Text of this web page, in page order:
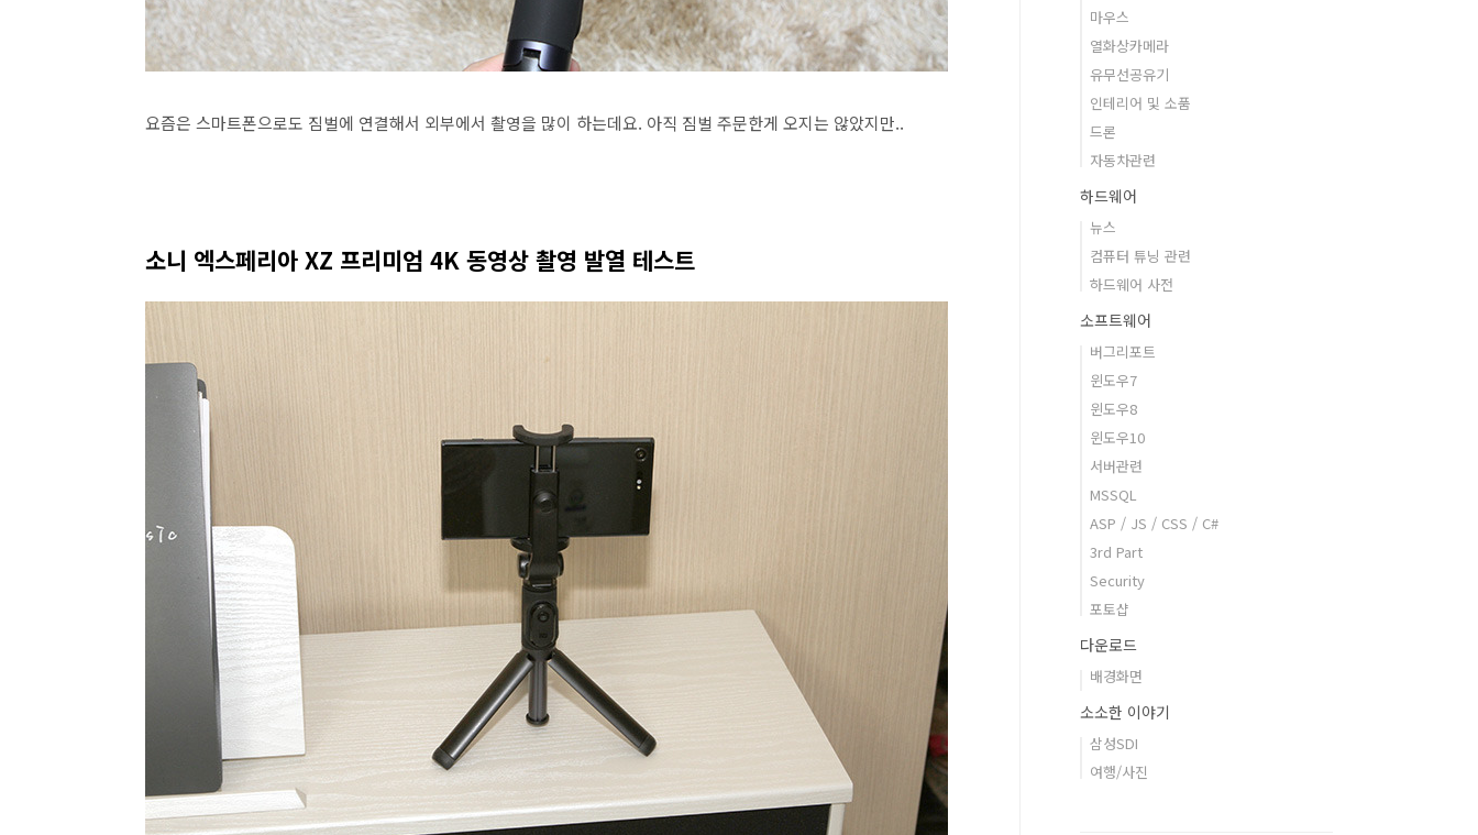
요즘은 스마트폰으로도 짐벌에 연결해서 외부에서 촬영을 많이 하는데요. 아직 짐벌 주문한게 오지는 않았지만..
소니 엑스페리아 XZ 프리미엄 4K 동영상 촬영 발열 테스트
마우스
열화상카메라
유무선공유기
인테리어 및 소품
드론
자동차관련
하드웨어
뉴스
컴퓨터 튜닝 관련
하드웨어 사전
소프트웨어
버그리포트
윈도우7
윈도우8
윈도우10
서버관련
MSSQL
ASP / JS / CSS / C#
3rd Part
Security
포토샵
다운로드
배경화면
소소한 이야기
삼성SDI
여행/사진